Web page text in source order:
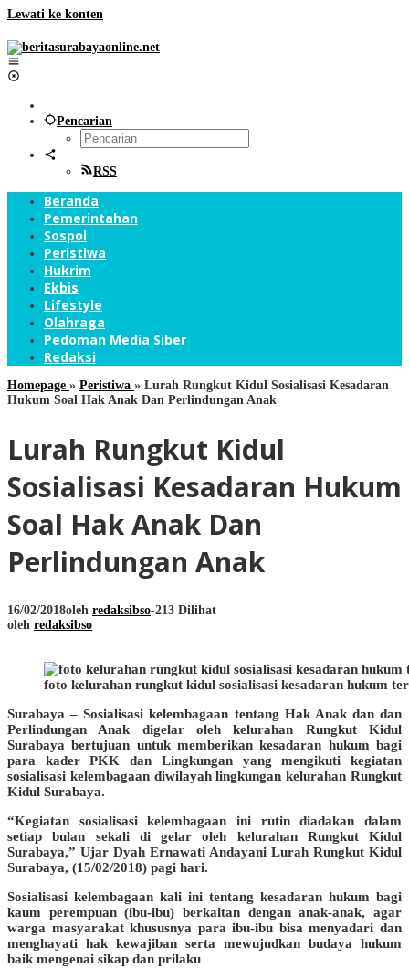
Lewati ke konten
Pencarian
RSS
Beranda
Pemerintahan
Sospol
Peristiwa
Hukrim
Ekbis
Lifestyle
Olahraga
Pedoman Media Siber
Redaksi
Homepage » Peristiwa » Lurah Rungkut Kidul Sosialisasi Kesadaran
Hukum Soal Hak Anak Dan Perlindungan Anak
Lurah Rungkut Kidul
Sosialisasi Kesadaran Hukum
Soal Hak Anak Dan
Perlindungan Anak
16/02/2018oleh redaksibso-213 Dilihat
oleh redaksibso
foto kelurahan rungkut kidul sosialisasi kesadaran hukum
Surabaya – Sosialisasi kelembagaan tentang Hak Anak dan dan
Perlindungan Anak digelar oleh kelurahan Rungkut Kidul
Surabaya bertujuan untuk memberikan kesadaran hukum bagi
para kader PKK dan Lingkungan yang mengikuti kegiatan
sosialisasi kelembagaan diwilayah lingkungan kelurahan Rungkut
Kidul Surabaya.
“Kegiatan sosialisasi kelembagaan ini rutin diadakan dalam
setiap bulan sekali di gelar oleh kelurahan Rungkut Kidul
Surabaya,” Ujar Dyah Ernawati Andayani Lurah Rungkut Kidul
Surabaya, (15/02/2018) pagi hari.
Sosialisasi kelembagaan kali ini tentang kesadaran hukum bagi
kaum perempuan (ibu-ibu) berkaitan dengan anak-anak, agar
warga masyarakat khususnya para ibu-ibu bisa menyadari dan
menghayati hak kewajiban serta mewujudkan budaya hukum
baik mengenai sikap dan prilaku